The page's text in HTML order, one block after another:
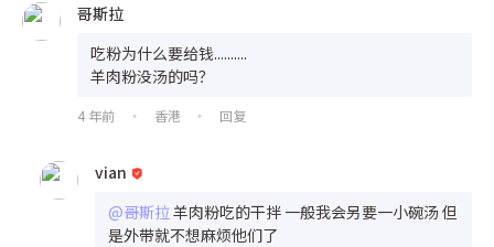
哥斯拉
吃粉为什么要给钱..........
羊肉粉没汤的吗？
4 年前 • 香港 • 回复
vian
@哥斯拉羊肉粉吃的干拌 一般我会另要一小碗汤 但
是外带就不想麻烦他们了